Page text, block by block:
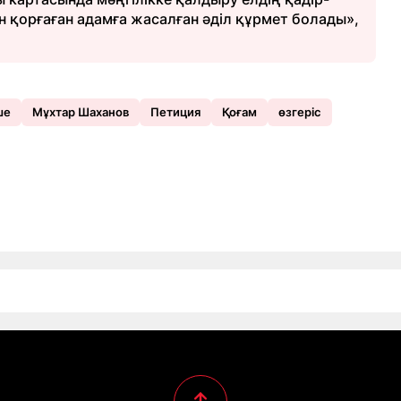
қорғаған адамға жасалған әділ құрмет болады»,
Мұхтар Шаханов Петиция Қоғам өзгеріс